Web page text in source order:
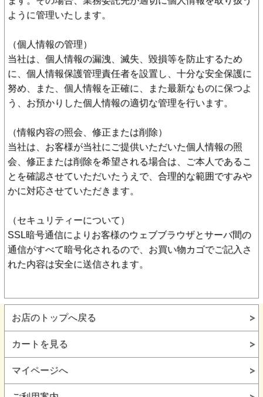
ように管理いたします。
（個人情報の管理）
当社は、個人情報の漏洩、滅失、毀損等を防止するため
に、個人情報保護管理責任者を設置し、十分な安全保護に
努め、また、個人情報を正確に、また最新なものに保つよ
う、お預かりした個人情報の適切な管理を行います。
（情報内容の照会、修正または削除）
当社は、お客様が当社にご提供いただいた個人情報の照
会、修正または削除を希望される場合は、ご本人であるこ
とを確認させていただいたうえで、合理的な範囲ですみや
かに対応させていただきます。
（セキュリティーについて）
SSL暗号通信によりお客様のウェブブラウザとサーバ間の
通信がすべて暗号化されるので、お買い物カゴでご記入さ
れた内容は安全に送信されます。
お店のトップへ戻る
カートを見る
マイページへ